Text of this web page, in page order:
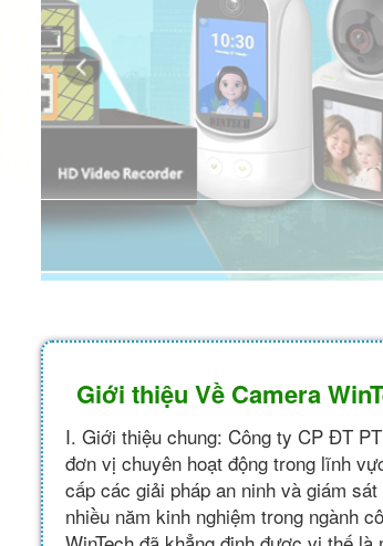
CAMERA WIFI WINTECH VIETNAM
Chuyên Các Dòng Camera Wifi Trong Nhà /
Giới thiệu Về Camera
I. Giới thiệu chung: Công ty CP ĐT
đơn vị chuyên hoạt động trong lĩnh
cấp các giải pháp an ninh và giám
nhiều năm kinh nghiệm trong ngành